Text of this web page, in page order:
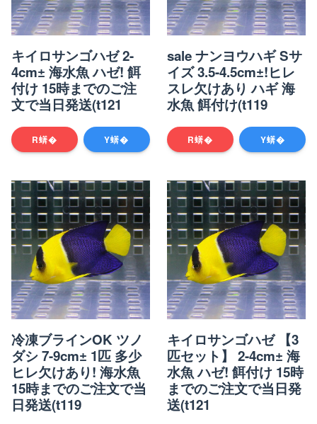
キイロサンゴハゼ 2-
4cm± 海水魚 ハゼ! 餌
付け 15時までのご注
文で当日発送(t121
R蠎� Y蠎�
sale ナンヨウハギ Sサ
イズ 3.5-4.5cm±!ヒレ
スレ欠けあり ハギ 海
水魚 餌付け(t119
R蠎� Y蠎�
冷凍ブラインOK ツノ
ダシ 7-9cm± 1匹 多少
ヒレ欠けあり! 海水魚
15時までのご注文で当
日発送(t119
キイロサンゴハゼ 【3
匹セット】 2-4cm± 海
水魚 ハゼ! 餌付け 15時
までのご注文で当日発
送(t121